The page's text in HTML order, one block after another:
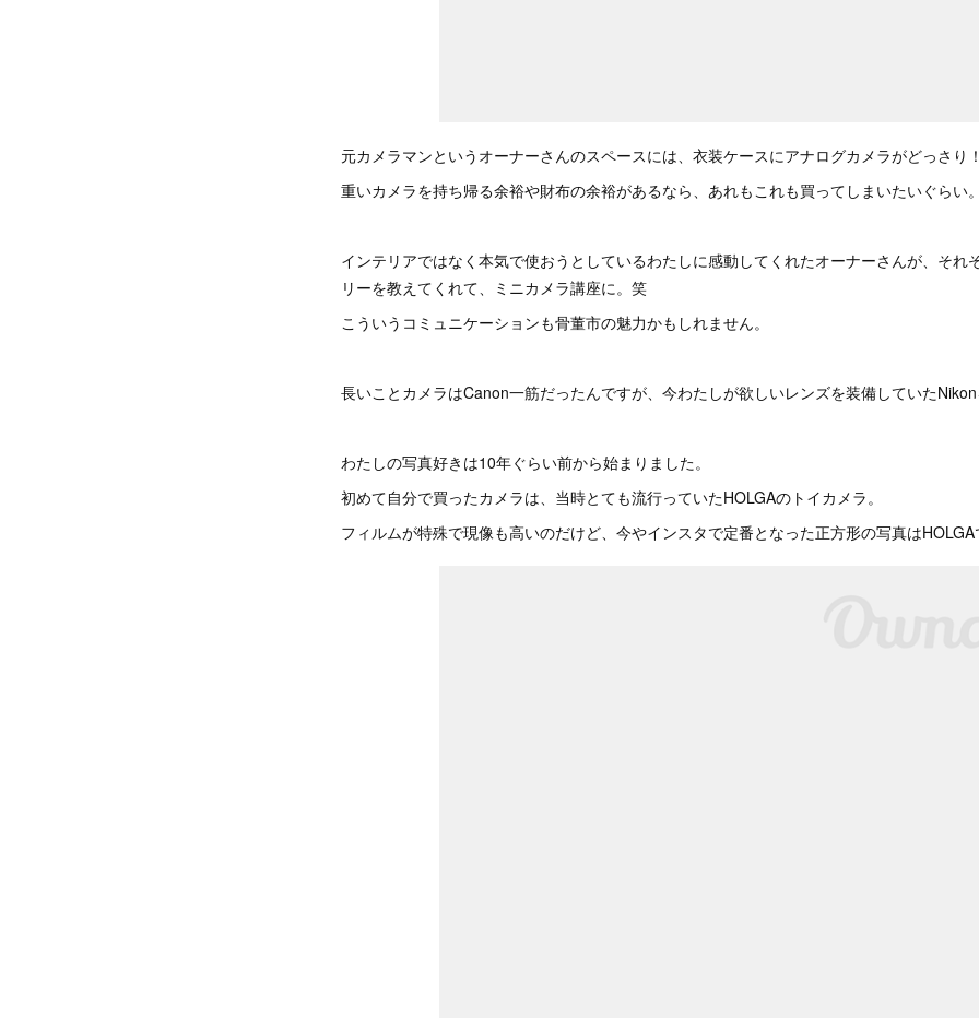
元カメラマンというオーナーさんのスペースには、衣装ケースにアナログカメラがどっさり
重いカメラを持ち帰る余裕や財布の余裕があるなら、あれもこれも買ってしまいたいぐらい。
インテリアではなく本気で使おうとしているわたしに感動してくれたオーナーさんが、それ
リーを教えてくれて、ミニカメラ講座に。笑
こういうコミュニケーションも骨董市の魅力かもしれません。
長いことカメラはCanon一筋だったんですが、今わたしが欲しいレンズを装備していたNikon
わたしの写真好きは10年ぐらい前から始まりました。
初めて自分で買ったカメラは、当時とても流行っていたHOLGAのトイカメラ。
フィルムが特殊で現像も高いのだけど、今やインスタで定番となった正方形の写真はHOLGA